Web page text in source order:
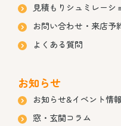
見積もりシュミレーシ
お問い合わせ・来店予
よくある質問
お知らせ
お知らせ&イベント情報
窓・玄関コラム